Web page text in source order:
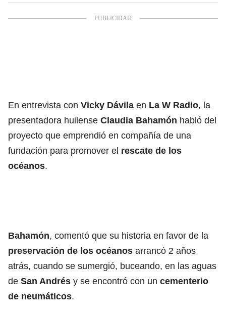
En entrevista con Vicky Dávila en La W Radio, la
presentadora huilense Claudia Bahamón habló del
proyecto que emprendió en compañía de una
fundación para promover el rescate de los
océanos.
Bahamón, comentó que su historia en favor de la
preservación de los océanos arrancó 2 años
atrás, cuando se sumergió, buceando, en las aguas
de San Andrés y se encontró con un cementerio
de neumáticos.